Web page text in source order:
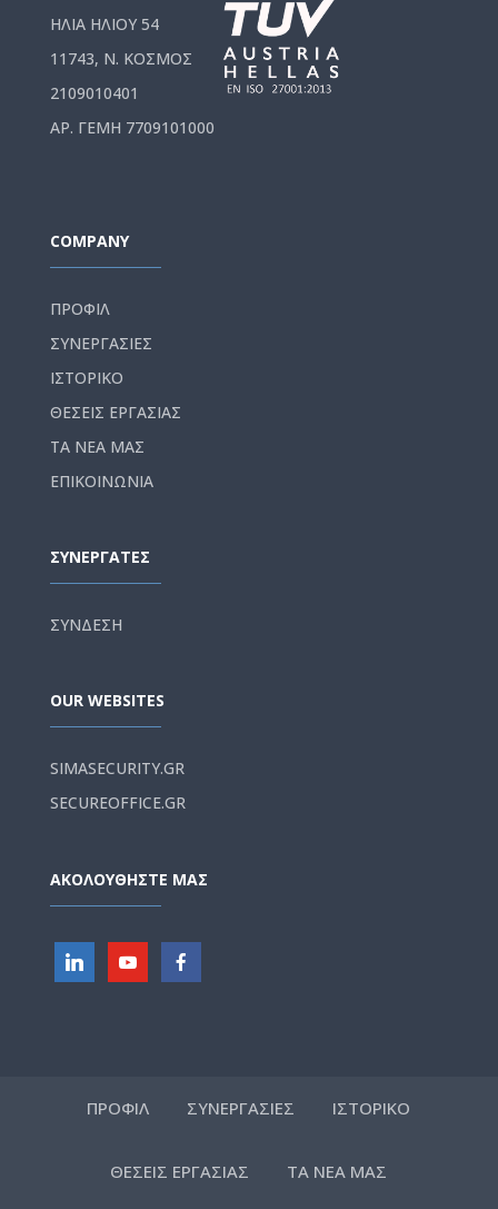
ΗΛΙΑ ΗΛΙΟΥ 54
11743, Ν. ΚΟΣΜΟΣ
2109010401
ΑΡ. ΓΕΜΗ 7709101000
COMPANY
ΠΡΟΦΙΛ
ΣΥΝΕΡΓΑΣΙΕΣ
ΙΣΤΟΡΙΚΟ
ΘΕΣΕΙΣ ΕΡΓΑΣΙΑΣ
ΤΑ ΝΕΑ ΜΑΣ
ΕΠΙΚΟΙΝΩΝΙΑ
ΣΥΝΕΡΓΑΤΕΣ
ΣΥΝΔΕΣΗ
OUR WEBSITES
SIMASECURITY.GR
SECUREOFFICE.GR
ΑΚΟΛΟΥΘΗΣΤΕ ΜΑΣ
ΠΡΟΦΙΛ ΣΥΝΕΡΓΑΣΙΕΣ ΙΣΤΟΡΙΚΟ
ΘΕΣΕΙΣ ΕΡΓΑΣΙΑΣ ΤΑ ΝΕΑ ΜΑΣ